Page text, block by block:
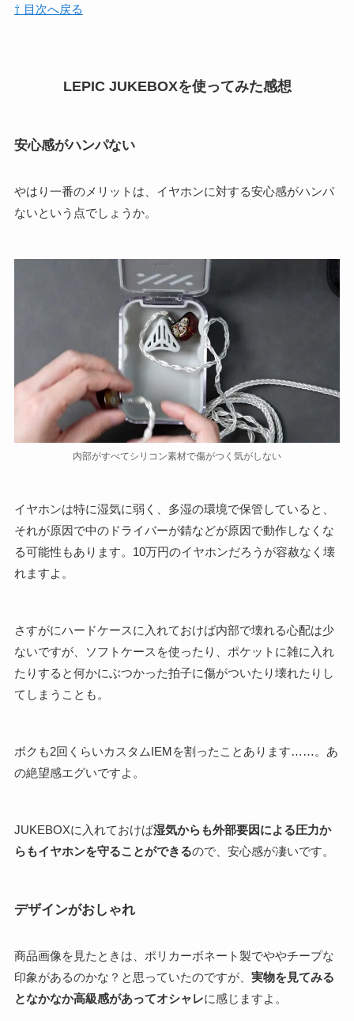
⇧ 目次へ戻る
LEPIC JUKEBOXを使ってみた感想
安心感がハンパない
やはり一番のメリットは、イヤホンに対する安心感がハンパ
ないという点でしょうか。
内部がすべてシリコン素材で傷がつく気がしない
イヤホンは特に湿気に弱く、多湿の環境で保管していると、
それが原因で中のドライバーが錆などが原因で動作しなくな
る可能性もあります。10万円のイヤホンだろうが容赦なく壊
れますよ。
さすがにハードケースに入れておけば内部で壊れる心配は少
ないですが、ソフトケースを使ったり、ポケットに雑に入れ
たりすると何かにぶつかった拍子に傷がついたり壊れたりし
てしまうことも。
ボクも2回くらいカスタムIEMを割ったことあります……。あ
の絶望感エグいですよ。
JUKEBOXに入れておけば湿気からも外部要因による圧力か
らもイヤホンを守ることができるので、安心感が凄いです。
デザインがおしゃれ
商品画像を見たときは、ポリカーボネート製でややチープな
印象があるのかな？と思っていたのですが、 実物を見てみる
となかなか高級感があってオシャレに感じますよ。